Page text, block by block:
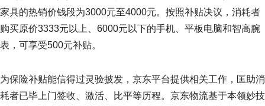
家具的热销价钱段为3000元至4000元。按照补贴决议，消耗者
购买原价3333元以上、6000元以下的手机、平板电脑和智高腕
表，可享受500元补贴。
为保险补贴能信得过灵验披发，京东平台提供相关工作，匡助消
耗者已毕上门签收、激活、比平等历程。京东物流基于本领妙技